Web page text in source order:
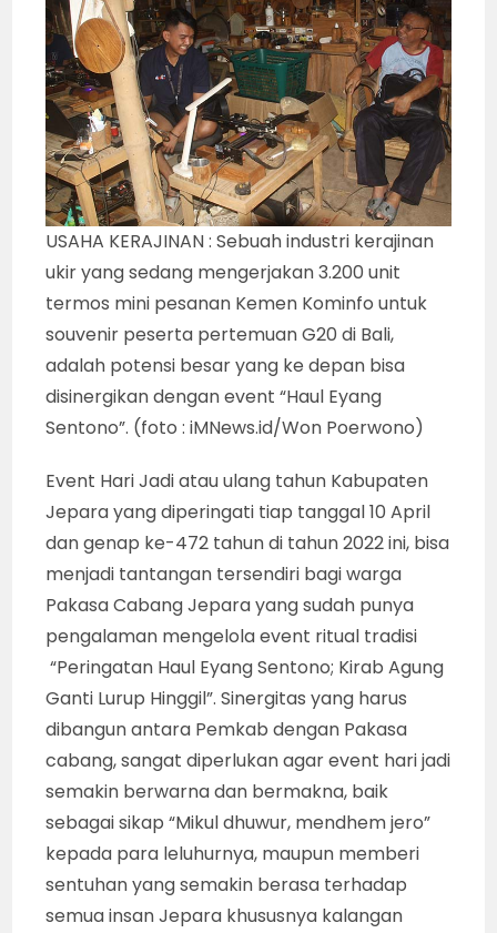
USAHA KERAJINAN : Sebuah industri kerajinan
ukir yang sedang mengerjakan 3.200 unit
termos mini pesanan Kemen Kominfo untuk
souvenir peserta pertemuan G20 di Bali,
adalah potensi besar yang ke depan bisa
disinergikan dengan event “Haul Eyang
Sentono”. (foto : iMNews.id/Won Poerwono)
Event Hari Jadi atau ulang tahun Kabupaten
Jepara yang diperingati tiap tanggal 10 April
dan genap ke-472 tahun di tahun 2022 ini, bisa
menjadi tantangan tersendiri bagi warga
Pakasa Cabang Jepara yang sudah punya
pengalaman mengelola event ritual tradisi
“Peringatan Haul Eyang Sentono; Kirab Agung
Ganti Lurup Hinggil”. Sinergitas yang harus
dibangun antara Pemkab dengan Pakasa
cabang, sangat diperlukan agar event hari jadi
semakin berwarna dan bermakna, baik
sebagai sikap “Mikul dhuwur, mendhem jero”
kepada para leluhurnya, maupun memberi
sentuhan yang semakin berasa terhadap
semua insan Jepara khususnya kalangan